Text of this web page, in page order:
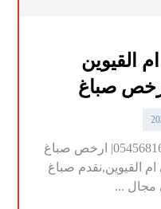
القيوين
شركة صبغ في ام القيوين |0545681606| ارخص صباغ
القيوين,نقدم صباغ
...